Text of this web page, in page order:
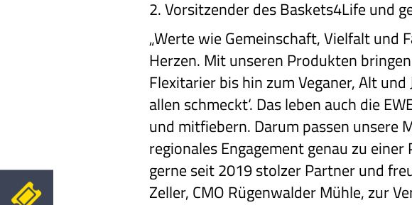
2. Vorsitzender des Baskets4Life und
„Werte wie Gemeinschaft, Vielfalt und
Herzen. Mit unseren Produkten
Flexitarier bis hin zum Veganer, Alt und
allen schmeckt‘. Das leben auch die
und mitfiebern. Darum passen unsere
regionales Engagement genau zu
gerne seit 2019 stolzer Partner und
Zeller, CMO Rügenwalder Mühle, zur